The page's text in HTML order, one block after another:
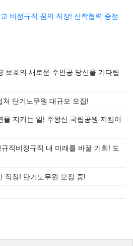
비정규직 꿈의 직장! 산학협력 중점
보호의 새로운 주인공 당신을 기다립
단기노무원 대규모 모집!
을 지키는 일! 주왕산 국립공원 지킴이
직비정규직 내 미래를 바꿀 기회! 도
직장! 단기노무원 모집 중!